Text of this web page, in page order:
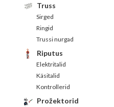
Truss
Sirged
Ringid
Trussi nurgad
Riputus
Elektritalid
Käsitalid
Kontrollerid
Prožektorid